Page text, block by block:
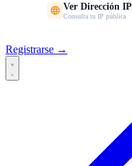
 Ver Dirección IP
Consulta tu IP pública
Registrarse →